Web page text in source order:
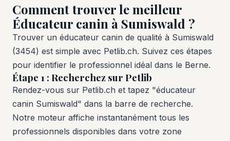
Comment trouver le meilleur
Éducateur canin à Sumiswald ?
Trouver un éducateur canin de qualité à Sumiswald
(3454) est simple avec Petlib.ch. Suivez ces étapes
pour identifier le professionnel idéal dans le Berne.
Étape 1 : Recherchez sur Petlib
Rendez-vous sur Petlib.ch et tapez "éducateur
canin Sumiswald" dans la barre de recherche.
Notre moteur affiche instantanément tous les
professionnels disponibles dans votre zone